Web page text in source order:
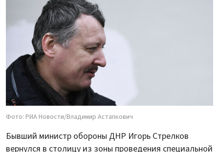
Фото: РИА Новости/Владимир Астапкович
Бывший министр обороны ДНР Игорь Стрелков
вернулся в столицу из зоны проведения специальной